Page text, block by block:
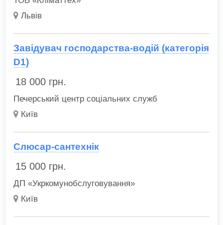
Львів
Завідувач господарства-водій (категорія
D1)
18 000 грн.
Печерський центр соціальних служб
Київ
Слюсар-сантехнік
15 000 грн.
ДП «Укркомунобслуговування»
Київ